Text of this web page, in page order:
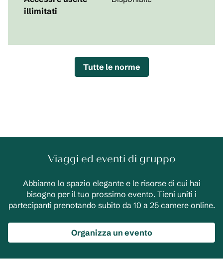
illimitati
Tutte le norme
Viaggi ed eventi di gruppo
Abbiamo lo spazio elegante e le risorse di cui hai
bisogno per il tuo prossimo evento. Tieni uniti i
partecipanti prenotando subito da 10 a 25 camere online.
Organizza un evento